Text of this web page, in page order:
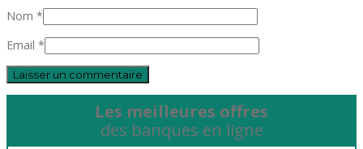
Nom *
Email *
Les meilleures offres
des banques en ligne